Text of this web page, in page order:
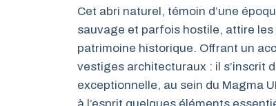
Cet abri naturel, témoin d’une
sauvage et parfois hostile, attire
patrimoine historique. Offrant un
vestiges architecturaux : il s’inscrit
exceptionnelle, au sein du Magma